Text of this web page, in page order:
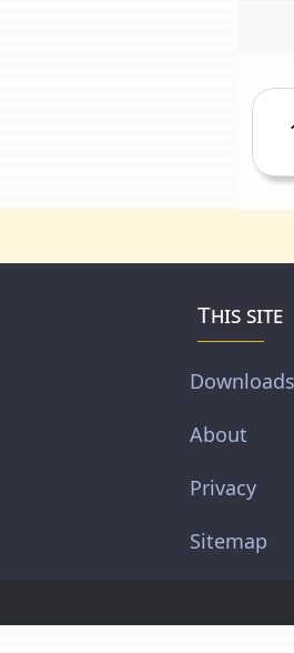
This site
Downloads
About
Privacy
Sitemap